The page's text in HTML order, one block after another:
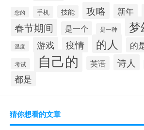
您的 手机 技能 攻略 新年
春节期间 是一个 是一种 梦
温度 游戏 疫情 的人 的
考试 自己的 英语 诗人
都是
猜你想看的文章